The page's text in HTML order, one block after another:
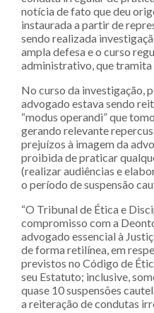
notícia de fato que deu
instaurada a partir de
sendo realizada
ampla defesa e o curso
administrativo, que tramita
No curso da investigação,
advogado estava sendo
“modus operandi” que
gerando relevante
prejuízos à imagem da
proibida de praticar
(realizar audiências e
o período de suspensão
“O Tribunal de Ética e
compromisso com a
advogado essencial à
de forma retilínea, em
previstos no Código de
seu Estatuto; inclusive,
quase 10 suspensões
a reiteração de condutas